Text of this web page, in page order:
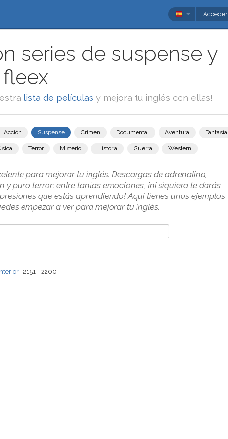
Acceder
series de suspense y
fleex
lista de películas y mejora tu inglés con ellas!
Acción Suspense Crimen Documental Aventura Fantasía
Terror Misterio Historia Guerra Western
para mejorar tu inglés. Descargas de adrenalina,
puro terror: entre tantas emociones, ¡ni siquiera te darás
que estás aprendiendo! Aquí tienes unos ejemplos
empezar a ver para mejorar tu inglés.
| 2151 - 2200